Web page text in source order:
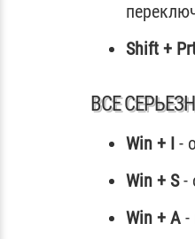
Shift +
ВСЕ
Win + I -
Win + S-
Win + A -